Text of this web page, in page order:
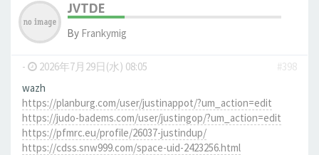
JVTDE
By Frankymig
- 2026年7月29日(水) 08:05
#398
wazh
https://planburg.com/user/justinappot/?um_action=edit
https://judo-badems.com/user/justingop/?um_action=edit
https://pfmrc.eu/profile/26037-justindup/
https://cdss.snw999.com/space-uid-2423256.html